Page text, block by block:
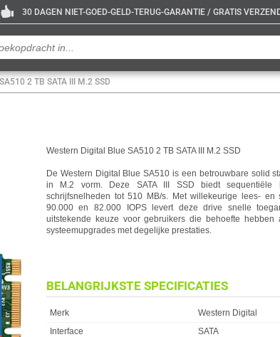
30 DAGEN NIET-GOED-GELD-TERUG-GARANTIE / GRATIS
2 TB SATA III M.2 SSD
Western Digital Blue SA510 2 TB SATA III M.2 SSD
De Western Digital Blue SA510 is een betrouwbare solid
in M.2 vorm. Deze SATA III SSD biedt sequentiële
schrijfsnelheden tot 510 MB/s. Met willekeurige lees- en
90.000 en 82.000 IOPS levert deze drive snelle
uitstekende keuze voor gebruikers die behoefte
systeemupgrades met degelijke prestaties.
BELANGRIJKSTE SPECIFICATIES
Eigenschap
Merk
Western Digital
Interface
SATA